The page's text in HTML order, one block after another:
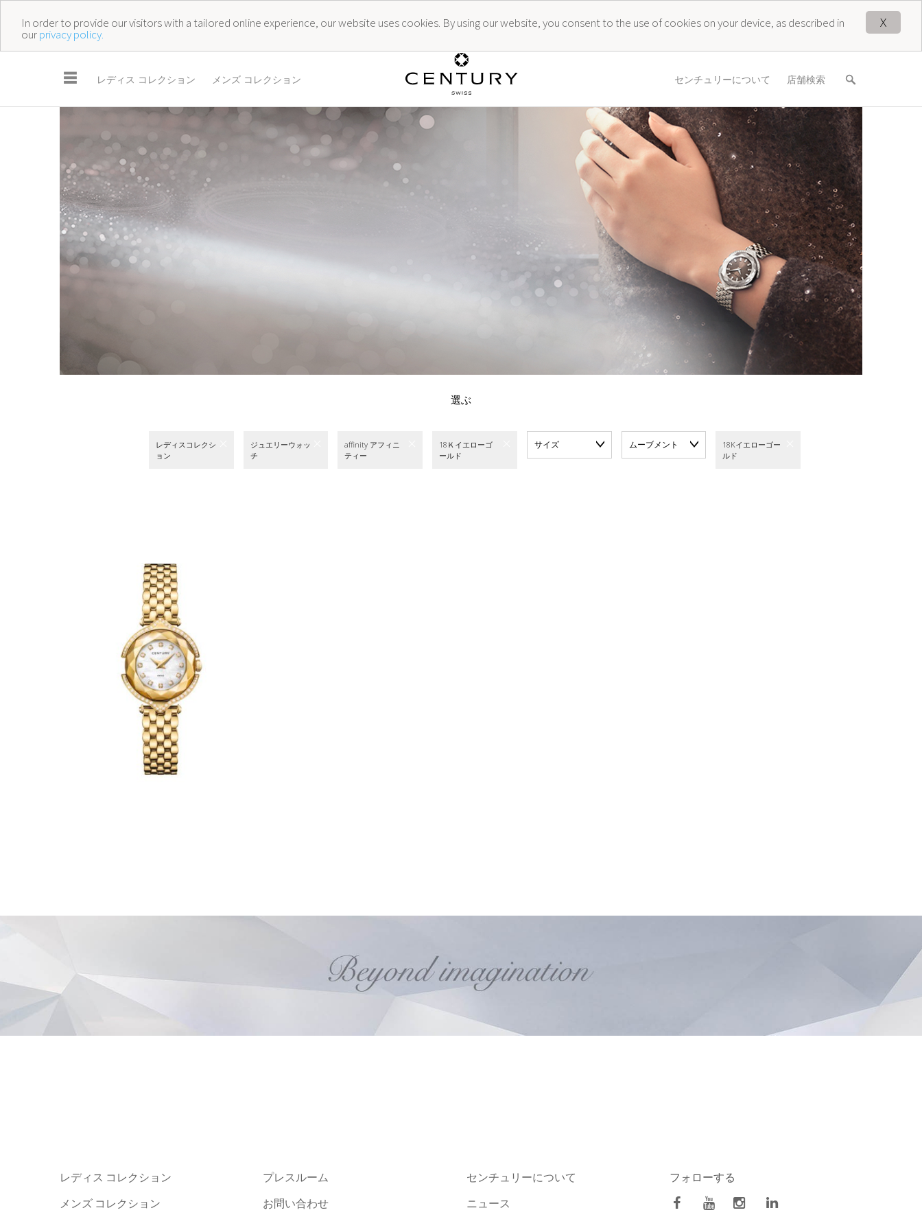
X
In order to provide our visitors with a tailored online experience, our website uses cookies. By using our website, you consent to the use of cookies on your device, as described in
ourprivacy policy.
☰ レディス コレクション メンズ コレクション センチュリーについて 店舗検索
選ぶ
レディスコレクシ
ョン
ジュエリーウォッ
チ
affinity アフィニ
ティー
18Ｋイエローゴ
ールド
サイズ ムーブメント
18Kイエローゴー
ルド
レディス コレクション
メンズ コレクション
プレスルーム
お問い合わせ
センチュリーについて
ニュース
フォローする
facebookYoutubeInstagram